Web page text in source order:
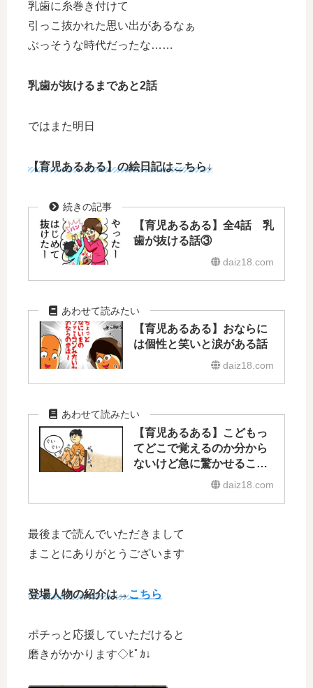
乳歯に糸巻き付けて
引っこ抜かれた思い出があるなぁ
ぶっそうな時代だったな……
乳歯が抜けるまであと2話
ではまた明日
【育児あるある】の絵日記はこちら↓
【育児あるある】全4話 乳
歯が抜ける話③
daiz18.com
【育児あるある】おならに
は個性と笑いと涙がある話
daiz18.com
【育児あるある】こどもっ
てどこで覚えるのか分から
ないけど急に驚かせること
daiz18.com
最後まで読んでいただきまして
まことにありがとうございます
登場人物の紹介は→こちら
ポチっと応援していただけると
磨きがかかります◇ﾋﾟｶ↓